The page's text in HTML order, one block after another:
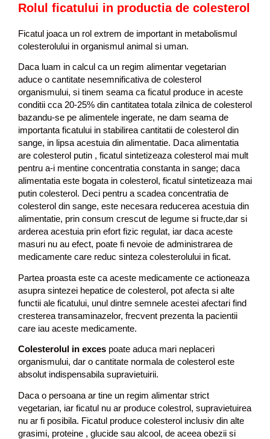
Rolul ficatului in productia de colesterol
Ficatul joaca un rol extrem de important in metabolismul
colesterolului in organismul animal si uman.
Daca luam in calcul ca un regim alimentar vegetarian
aduce o cantitate nesemnificativa de colesterol
organismului, si tinem seama ca ficatul produce in aceste
conditii cca 20-25% din cantitatea totala zilnica de colesterol
bazandu-se pe alimentele ingerate, ne dam seama de
importanta ficatului in stabilirea cantitatii de colesterol din
sange, in lipsa acestuia din alimentatie. Daca alimentatia
are colesterol putin , ficatul sintetizeaza colesterol mai mult
pentru a-i mentine concentratia constanta in sange; daca
alimentatia este bogata in colesterol, ficatul sintetizeaza mai
putin colesterol. Deci pentru a scadea concentratia de
colesterol din sange, este necesara reducerea acestuia din
alimentatie, prin consum crescut de legume si fructe,dar si
arderea acestuia prin efort fizic regulat, iar daca aceste
masuri nu au efect, poate fi nevoie de administrarea de
medicamente care reduc sinteza colesterolului in ficat.
Partea proasta este ca aceste medicamente ce actioneaza
asupra sintezei hepatice de colesterol, pot afecta si alte
functii ale ficatului, unul dintre semnele acestei afectari find
cresterea transaminazelor, frecvent prezenta la pacientii
care iau aceste medicamente.
Colesterolul in exces poate aduca mari neplaceri
organismului, dar o cantitate normala de colesterol este
absolut indispensabila supravietuirii.
Daca o persoana ar tine un regim alimentar strict
vegetarian, iar ficatul nu ar produce colestrol, supravietuirea
nu ar fi posibila. Ficatul produce colesterol inclusiv din alte
grasimi, proteine , glucide sau alcool, de aceea obezii si